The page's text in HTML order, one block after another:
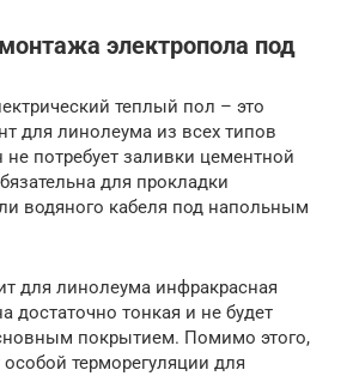
электропола под
теплый пол – это
для линолеума из всех типов
не потребует заливки цементной
для прокладки
водяного кабеля под напольным
для линолеума инфракрасная
достаточно тонкая и не будет
покрытием. Помимо этого,
терморегуляции для